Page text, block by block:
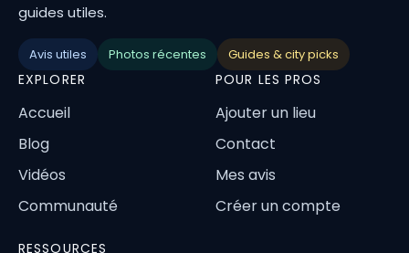
guides utiles.
Avis utiles Photos récentes Guides & city picks
EXPLORER
Accueil
Blog
Vidéos
Communauté
POUR LES PROS
Ajouter un lieu
Contact
Mes avis
Créer un compte
RESSOURCES